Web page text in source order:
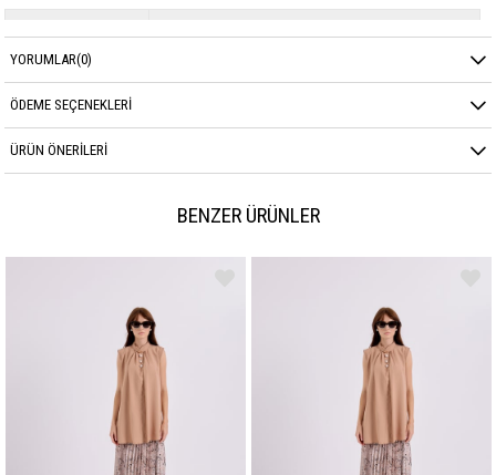
Sezon
YORUMLAR(0)
ÖDEME SEÇENEKLERI
ÜRÜN ÖNERILERI
BENZER ÜRÜNLER